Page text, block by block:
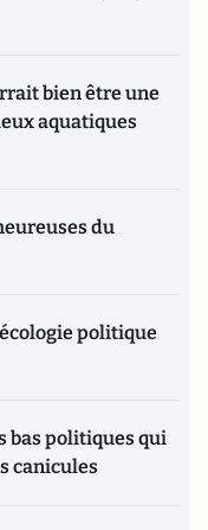
bien être une
aquatiques
du
politique
bas politiques qui
canicules